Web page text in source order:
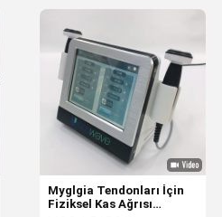
Fabrika Turu
Myglgia Tendonları İçin
Fiziksel Kas Ağrısı